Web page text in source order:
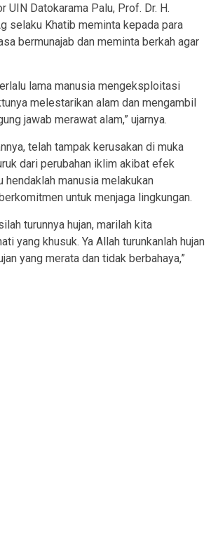
UIN Datokarama Palu, Prof. Dr. H.
selaku Khatib meminta kepada para
bermunajab dan meminta berkah agar
lama manusia mengeksploitasi
melestarikan alam dan mengambil
jawab merawat alam,” ujarnya.
telah tampak kerusakan di muka
dari perubahan iklim akibat efek
hendaklah manusia melakukan
untuk menjaga lingkungan.
turunnya hujan, marilah kita
yang khusuk. Ya Allah turunkanlah hujan
yang merata dan tidak berbahaya,”